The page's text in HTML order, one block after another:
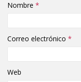
Nombre *
Correo electrónico *
Web